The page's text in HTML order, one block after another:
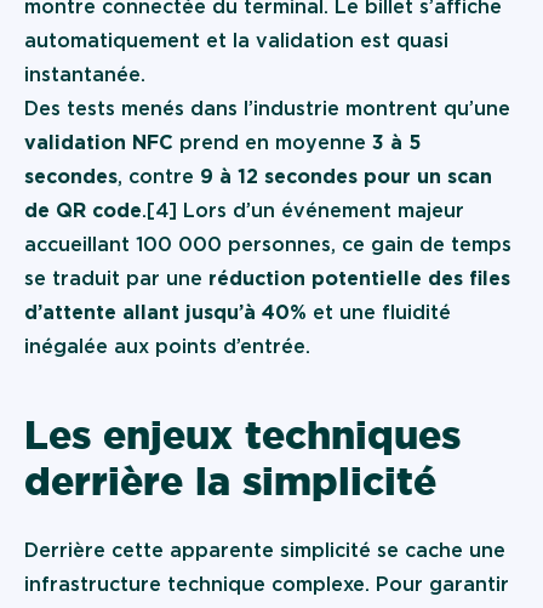
montre connectée du terminal. Le billet s’affiche
automatiquement et la validation est quasi
instantanée.
Des tests menés dans l’industrie montrent qu’une
validation NFC prend en moyenne 3 à 5
secondes, contre 9 à 12 secondes pour un scan
de QR code.[4] Lors d’un événement majeur
accueillant 100 000 personnes, ce gain de temps
se traduit par une réduction potentielle des files
d’attente allant jusqu’à 40% et une fluidité
inégalée aux points d’entrée.
Les enjeux techniques
derrière la simplicité
Derrière cette apparente simplicité se cache une
infrastructure technique complexe. Pour garantir